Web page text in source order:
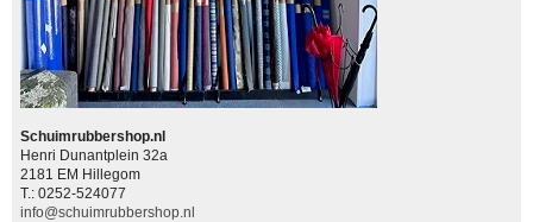
Schuimrubbershop.nl
Henri Dunantplein 32a
2181 EM Hillegom
T.: 0252-524077
info@schuimrubbershop.nl